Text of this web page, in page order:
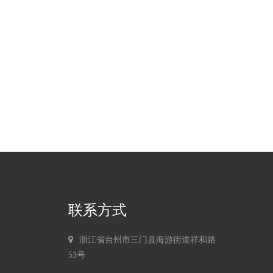
联系方式
浙江省台州市三门县海游街道祥和路
53号